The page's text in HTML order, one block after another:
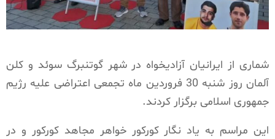
شماری از ایرانیان آزادیخواه در شهر گوتنبرگ سوئد و کلن
آلمان روز شنبه 30 فروردین ماه تجمعی اعتراضی علیه رژیم
جمهوری اسلامی برگزار کردند.
این مراسم به یاد نگار کورکور خواهر مجاهد کورکور و در